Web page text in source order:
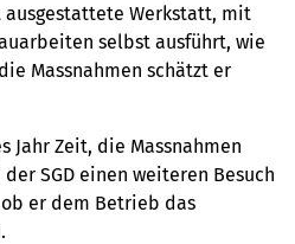
Werkstatt, mit
selbst ausführt, wie
Massnahmen schätzt er
Jahr Zeit, die Massnahmen
SGD einen weiteren Besuch
er dem Betrieb das